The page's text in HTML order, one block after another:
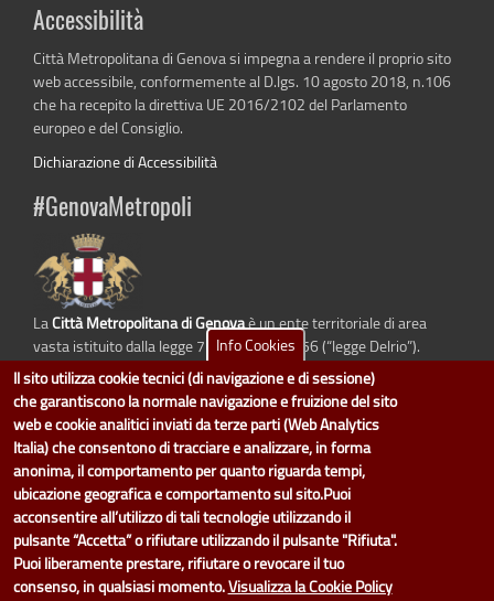
Accessibilità
Città Metropolitana di Genova si impegna a rendere il proprio sito
web accessibile, conformemente al D.lgs. 10 agosto 2018, n.106
che ha recepito la direttiva UE 2016/2102 del Parlamento
europeo e del Consiglio.
Dichiarazione di Accessibilità
#GenovaMetropoli
LaCittà Metropolitana di Genovaè un ente territoriale di area
vasta istituito dalla legge 7 aprile 2014 n. 56 (“legge Delrio”).
Sostituisce la Provincia di Genova.
dati.cittametropolitana.genova.itè il progetto "Open Data" della
Metropolitana di Genova.
Il design e la gestione sono a cura del Servizio Sistemi Informativi. Ogni
Direzione è responsabile per la parte di "dati" e "dataset".
accedi (area riservata)|contatti|privacy| Statistiche
Info Cookies
Il sito utilizza cookie tecnici (di navigazione e di sessione)
che garantiscono la normale navigazione e fruizione del sito
web e cookie analitici inviati da terze parti (Web Analytics
Italia) che consentono di tracciare e analizzare, in forma
anonima, il comportamento per quanto riguarda tempi,
ubicazione geografica e comportamento sul sito.Puoi
acconsentire all’utilizzo di tali tecnologie utilizzando il
pulsante “Accetta” o rifiutare utilizzando il pulsante "Rifiuta".
Puoi liberamente prestare, rifiutare o revocare il tuo
consenso, in qualsiasi momento.Visualizza la Cookie Policy